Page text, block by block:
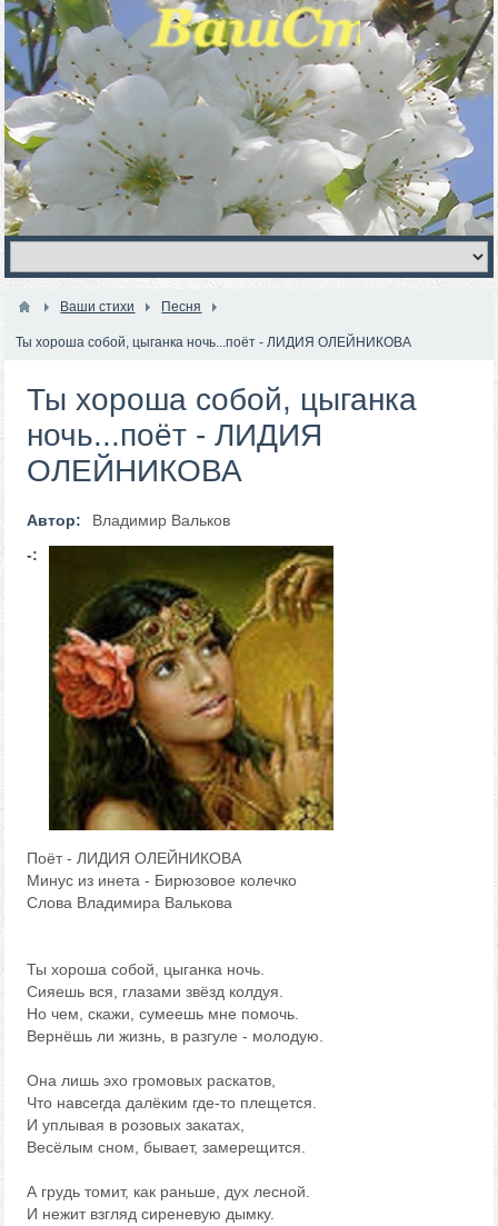
Ваши стихи Песня
Ты хороша собой, цыганка ночь...поёт - ЛИДИЯ ОЛЕЙНИКОВА
Ты хороша собой, цыганка
ночь...поёт - ЛИДИЯ
ОЛЕЙНИКОВА
Автор:
Владимир Вальков
-:
Поёт - ЛИДИЯ ОЛЕЙНИКОВА
Минус из инета - Бирюзовое колечко
Слова Владимира Валькова
Ты хороша собой, цыганка ночь.
Сияешь вся, глазами звёзд колдуя.
Но чем, скажи, сумеешь мне помочь.
Вернёшь ли жизнь, в разгуле - молодую.
Она лишь эхо громовых раскатов,
Что навсегда далёким где-то плещется.
И уплывая в розовых закатах,
Весёлым сном, бывает, замерещится.
А грудь томит, как раньше, дух лесной.
И нежит взгляд сиреневую дымку.